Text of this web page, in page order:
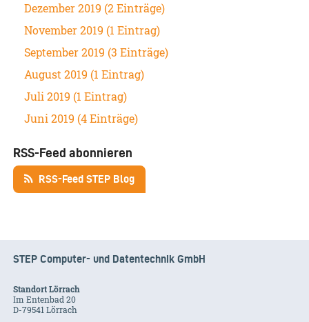
Dezember 2019 (2 Einträge)
November 2019 (1 Eintrag)
September 2019 (3 Einträge)
August 2019 (1 Eintrag)
Juli 2019 (1 Eintrag)
Juni 2019 (4 Einträge)
RSS-Feed abonnieren
RSS-Feed STEP Blog
STEP Computer- und Datentechnik GmbH
Standort Lörrach
Im Entenbad 20
D-79541 Lörrach